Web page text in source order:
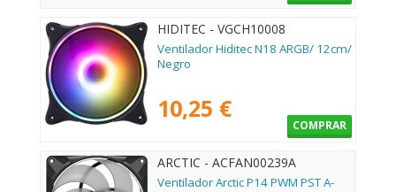
HIDITEC - VGCH10008
Ventilador Hiditec N18 ARGB/ 12cm/
Negro
10,25 €
COMPRAR
ARCTIC - ACFAN00239A
Ventilador Arctic P14 PWM PST A-